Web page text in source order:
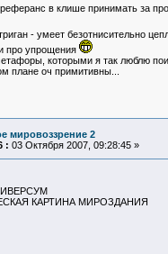
в клише принимать за
- умеет безотнисительно
про упрощения
которыми я так люблю
плане оч примитивны...
мировоззрение 2
: 03 Октября 2007, 09:28:45 »
КАРТИНА МИРОЗДАНИЯ